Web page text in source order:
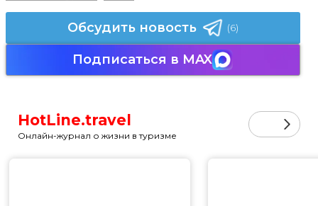
Обсудить новость (6)
Подписаться в MAX
HotLine.travel
Онлайн-журнал о жизни в туризме